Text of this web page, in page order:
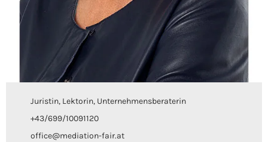
Juristin, Lektorin, Unternehmensberaterin
+43/699/10091120
office@mediation-fair.at